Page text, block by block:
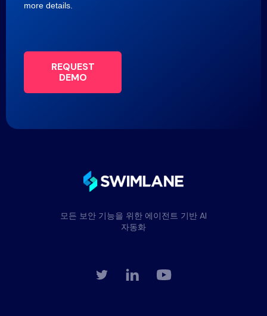
more details.
REQUEST
DEMO
모든 보안 기능을 위한 에이전트 기반 AI
자동화